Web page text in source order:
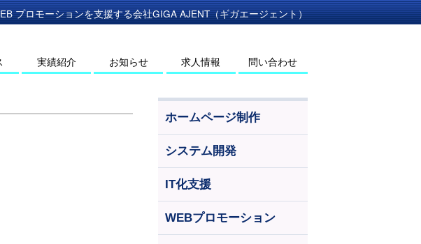
プロモーションを支援する会社GIGA AJENT（ギガエージェント）
実績紹介 お知らせ 求人情報 問い合わせ
ホームページ制作
システム開発
IT化支援
WEBプロモーション